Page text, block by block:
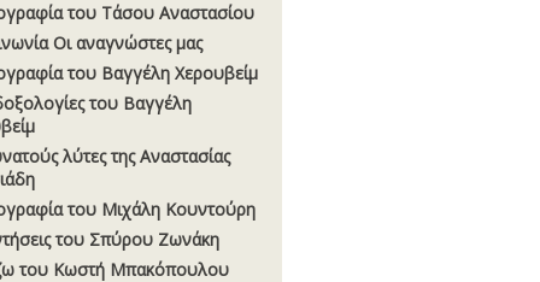
του Τάσου Αναστασίου
Οι αναγνώστες µας
του Βαγγέλη Χερουβείµ
του Βαγγέλη
λύτες της Αναστασίας
του Μιχάλη Κουντούρη
του Σπύρου Ζωνάκη
του Κωστή Μπακόπουλου